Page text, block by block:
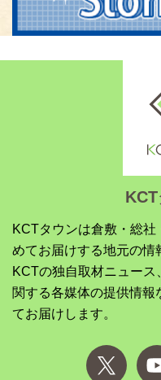
KCTタウンは倉敷・総
めてお届けする地元の情
KCTの独自取材ニュー
関する各媒体の提供情報
てお届けします。